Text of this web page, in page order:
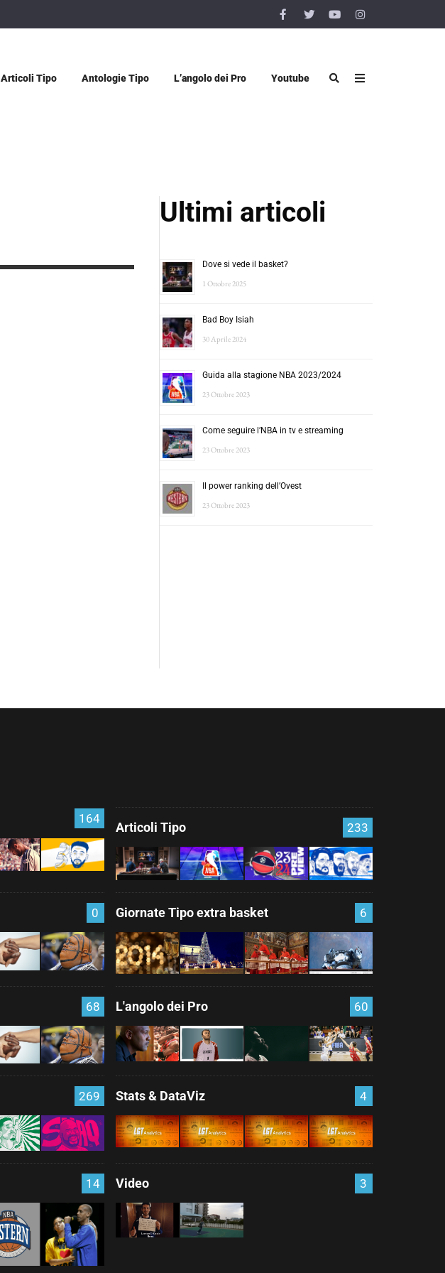
Articoli Tipo Antologie Tipo L’angolo dei Pro Youtube
Ultimi articoli
Dove si vede il basket?
1 Ottobre 2025
Bad Boy Isiah
30 Aprile 2024
Guida alla stagione NBA 2023/2024
23 Ottobre 2023
Come seguire l’NBA in tv e streaming
23 Ottobre 2023
Il power ranking dell’Ovest
23 Ottobre 2023
164
Articoli Tipo 233
0 Giornate Tipo extra basket 6
68 L'angolo dei Pro 60
269 Stats & DataViz 4
14 Video 3